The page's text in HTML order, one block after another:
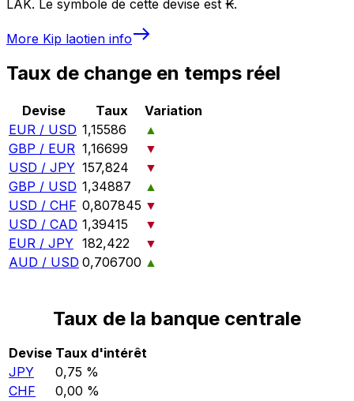
LAK. Le symbole de cette devise est ₭.
More Kip laotien info
Taux de change en temps réel
Devise Taux
Variation
EUR / USD 1,15586
▲
GBP / EUR 1,16699
▼
USD / JPY 157,824
▼
GBP / USD 1,34887
▲
USD / CHF 0,807845 ▼
USD / CAD 1,39415
▼
EUR / JPY 182,422
▼
AUD / USD 0,706700 ▲
Taux de la banque centrale
Devise Taux d'intérêt
JPY
0,75 %
CHF
0,00 %